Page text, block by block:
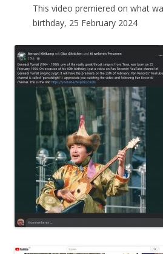
This video premiered on what
birthday, 25 February 2024